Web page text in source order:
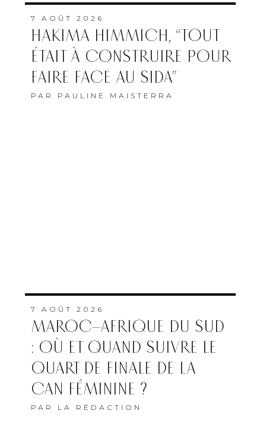
7 AOÛT 2026
HAKIMA HIMMICH, “TOUT
ÉTAIT À CONSTRUIRE POUR
FAIRE FACE AU SIDA”
PAR PAULINE MAISTERRA
7 AOÛT 2026
MAROC–AFRIQUE DU SUD
: OÙ ET QUAND SUIVRE LE
QUART DE FINALE DE LA
CAN FÉMININE ?
PAR LA RÉDACTION